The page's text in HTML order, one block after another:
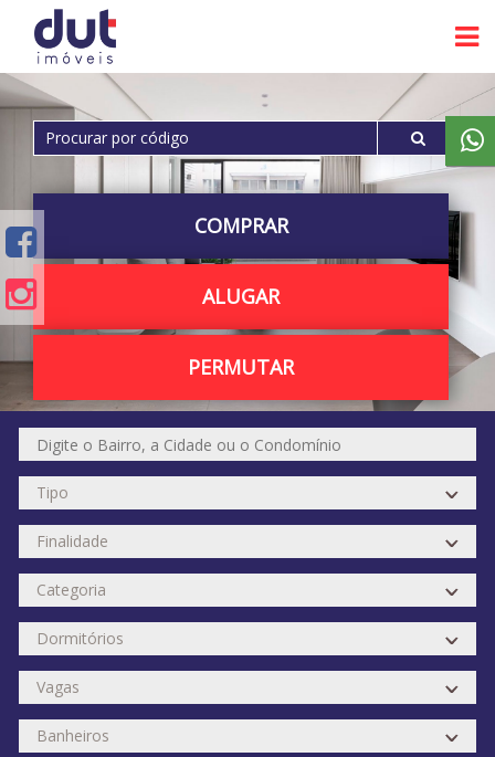
COMPRAR
ALUGAR
PERMUTAR